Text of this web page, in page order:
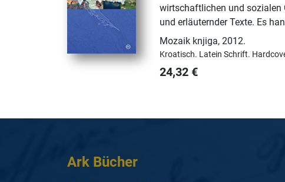
wirtschaftlichen und sozialen
und erläuternder Texte. Es
Mozaik knjiga,2012.
Kroatisch. Latein Schrift.
24,32 €
Ark Bücher